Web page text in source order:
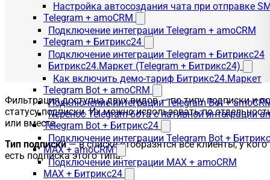
Настройка автосоздания чата при отправке
Telegram + amoCRM
Подключение интеграции Telegram + amoCRM
Telegram + Битрикс24
Подключение интеграции Telegram + Битрикс24
Битрикс24.Маркет (Telegram + Битрикс24)
Как включить демо-тариф Битрикс24.Маркет
Telegram Bot + amoCRM
Подключение интеграции Telegram Bot +
Перенос Telegram-бота с нативной интеграции
Telegram Bot + Битрикс24
Подключение интеграции Telegram Bot +
MAX + amoCRM
Подключение интеграции MAX + amoCRM
MAX + Битрикс24
Фильтрация доступна двух видов — по типу подписки и по
статусу подписки. Их можно использовать по
или вместе.
Тип подписки— в списке отобразятся все клиенты, у кого
есть подписка этого типа: